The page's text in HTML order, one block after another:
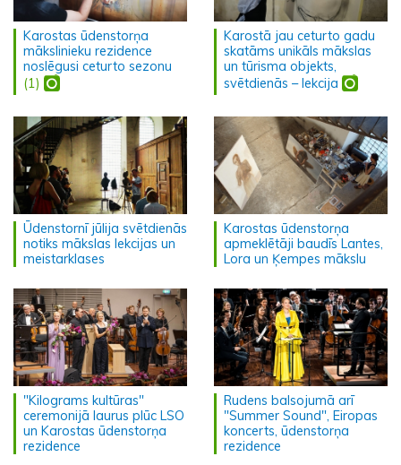
Karostas ūdenstorņa
mākslinieku rezidence
noslēgusi ceturto sezonu
(1)
Karostā jau ceturto gadu
skatāms unikāls mākslas
un tūrisma objekts,
svētdienās – lekcija
Ūdenstornī jūlija svētdienās
notiks mākslas lekcijas un
meistarklases
Karostas ūdenstorņa
apmeklētāji baudīs Lantes,
Lora un Ķempes mākslu
"Kilograms kultūras"
ceremonijā laurus plūc LSO
un Karostas ūdenstorņa
rezidence
Rudens balsojumā arī
"Summer Sound", Eiropas
koncerts, ūdenstorņa
rezidence